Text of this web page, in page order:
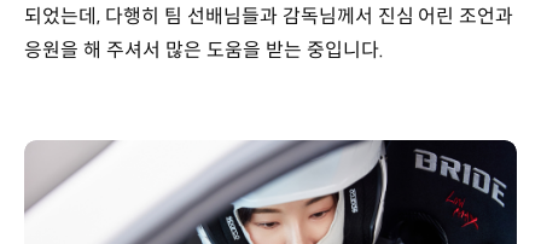
되었는데, 다행히 팀 선배님들과 감독님께서 진심 어린 조언과
응원을 해 주셔서 많은 도움을 받는 중입니다.